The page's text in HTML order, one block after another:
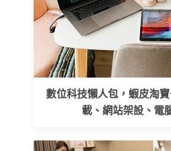
數位科技懶人包，蝦皮淘
載、網站架設、電